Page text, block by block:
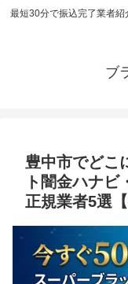
最短30分で振込完了業者
ブ
豊中市でどこ
ト闇金ハナ
正規業者5選